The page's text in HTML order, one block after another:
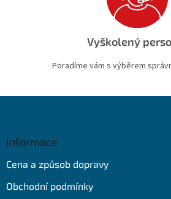
Vyškolený
Poradíme vám s výběrem
Informace
Cena a způsob dopravy
Obchodní podmínky